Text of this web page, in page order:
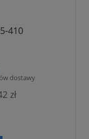
410
dostawy
zł